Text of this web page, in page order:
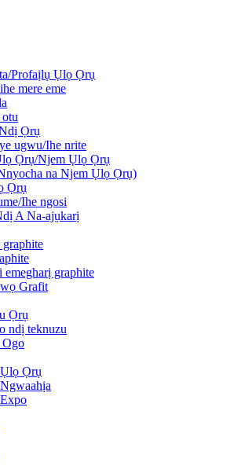
Profaịlụ Ụlọ Ọrụ
mere eme
Ọrụ
ugwu/Ihe nrite
Ọrụ/Njem Ụlọ Ọrụ
na Njem Ụlọ Ọrụ)
Ọrụ
Ihe ngosi
A Na-ajụkarị
emegharị graphite
Grafit
Ọrụ
ndị teknuzu
Ọrụ